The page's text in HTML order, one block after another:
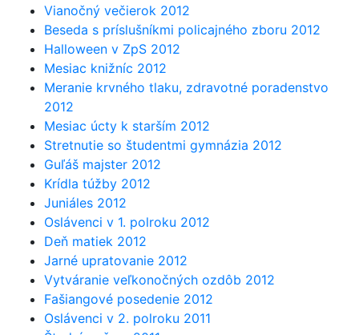
Vianočný večierok 2012
Beseda s príslušníkmi policajného zboru 2012
Halloween v ZpS 2012
Mesiac knižníc 2012
Meranie krvného tlaku, zdravotné poradenstvo
2012
Mesiac úcty k starším 2012
Stretnutie so študentmi gymnázia 2012
Guľáš majster 2012
Krídla túžby 2012
Juniáles 2012
Oslávenci v 1. polroku 2012
Deň matiek 2012
Jarné upratovanie 2012
Vytváranie veľkonočných ozdôb 2012
Fašiangové posedenie 2012
Oslávenci v 2. polroku 2011